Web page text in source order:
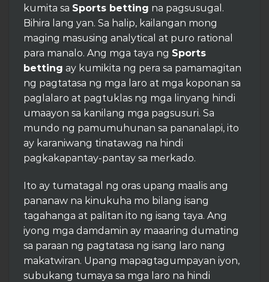
kumita sa Sports betting na pagsusugal.
Bihira lang yan. Sa halip, kailangan mong
maging masusing analytical at puro rational
para manalo. Ang mga taya ng Sports
betting ay kumikita ng pera sa pamamagitan
ng pagtatasa ng mga laro at mga koponan sa
paglalaro at pagtuklas ng mga linyang hindi
umaayon sa kanilang mga pagsusuri. Sa
mundo ng pamumuhunan sa pananalapi, ito
ay karaniwang tinatawag na hindi
pagkakapantay-pantay sa merkado.
Ito ay tumatagal ng oras upang maalis ang
pananaw na kinukuha mo bilang isang
tagahanga at palitan ito ng isang taya. Ang
iyong mga damdamin ay maaaring dumating
sa paraan ng pagtatasa ng isang laro nang
makatwiran. Upang mapagtagumpayan iyon,
subukang tumaya sa mga laro na hindi